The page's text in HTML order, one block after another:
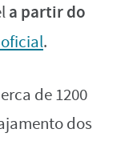
a partir do
.
de 1200
dos